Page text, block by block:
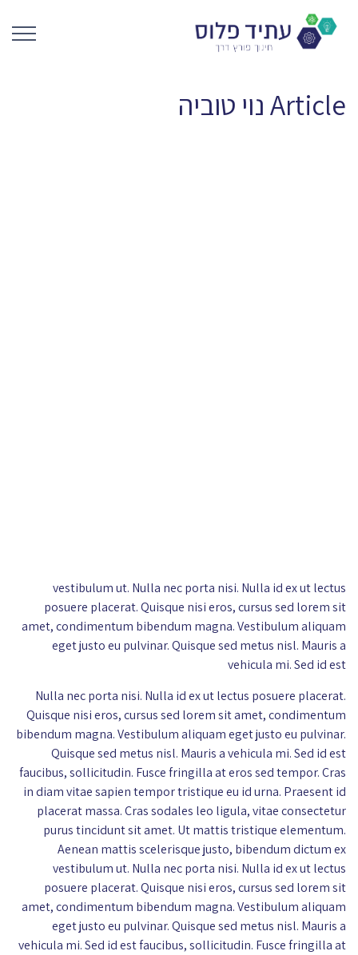
Articleנוי טוביה
vestibulum ut. Nulla nec porta nisi. Nulla id ex ut lectus
posuere placerat. Quisque nisi eros, cursus sed lorem sit
amet, condimentum bibendum magna. Vestibulum aliquam
eget justo eu pulvinar. Quisque sed metus nisl. Mauris a
vehicula mi. Sed id est
Nulla nec porta nisi. Nulla id ex ut lectus posuere placerat.
Quisque nisi eros, cursus sed lorem sit amet, condimentum
bibendum magna. Vestibulum aliquam eget justo eu pulvinar.
Quisque sed metus nisl. Mauris a vehicula mi. Sed id est
faucibus, sollicitudin. Fusce fringilla at eros sed tempor. Cras
in diam vitae sapien tempor tristique eu id urna. Praesent id
placerat massa. Cras sodales leo ligula, vitae consectetur
purus tincidunt sit amet. Ut mattis tristique elementum.
Aenean mattis scelerisque justo, bibendum dictum ex
vestibulum ut. Nulla nec porta nisi. Nulla id ex ut lectus
posuere placerat. Quisque nisi eros, cursus sed lorem sit
amet, condimentum bibendum magna. Vestibulum aliquam
eget justo eu pulvinar. Quisque sed metus nisl. Mauris a
vehicula mi. Sed id est faucibus, sollicitudin. Fusce fringilla at